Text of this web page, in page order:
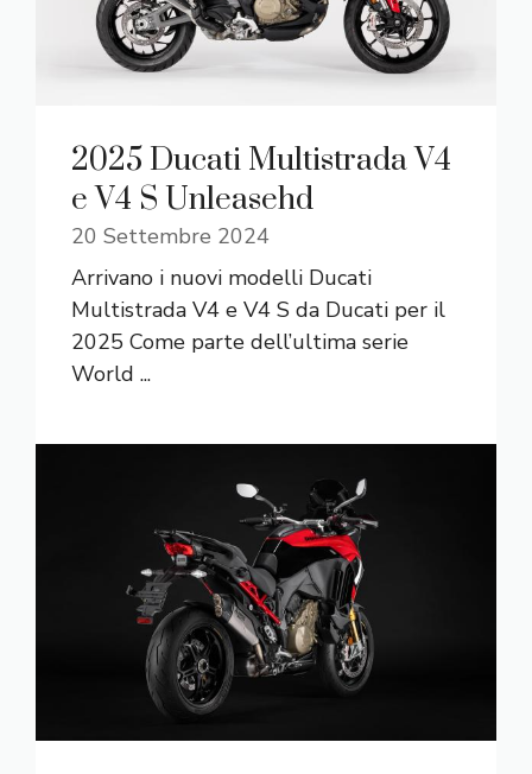
2025 Ducati Multistrada V4
e V4 S Unleasehd
20 Settembre 2024
Arrivano i nuovi modelli Ducati
Multistrada V4 e V4 S da Ducati per il
2025 Come parte dell’ultima serie
World ...